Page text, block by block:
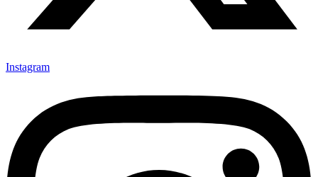
Instagram